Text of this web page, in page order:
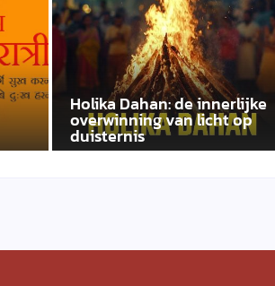
Holika Dahan: de innerlijke
overwinning van licht op
duisternis